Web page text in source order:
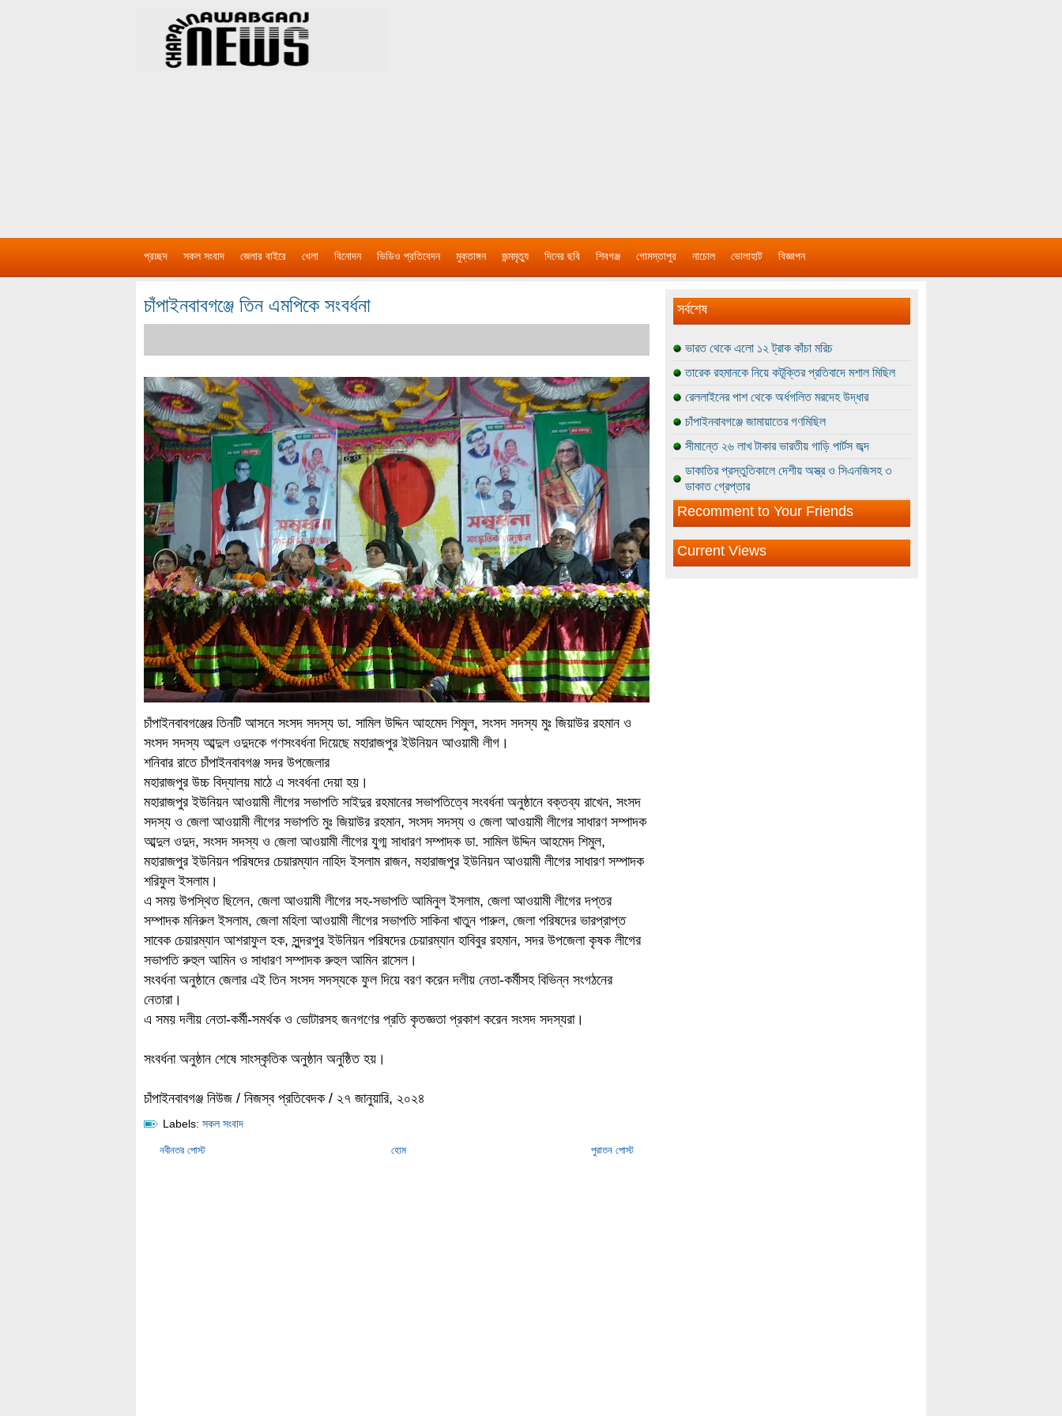
প্রচ্ছদ সকল সংবাদ জেলার বাইরে খেলা বিনোদন ভিডিও প্রতিবেদন মুক্তাঙ্গন জন্মমৃত্যু দিনের ছবি শিবগঞ্জ গোমস্তাপুর নাচোল ভোলাহাট বিজ্ঞাপন
চাঁপাইনবাবগঞ্জে তিন এমপিকে সংবর্ধনা
চাঁপাইনবাবগঞ্জের তিনটি আসনে সংসদ সদস্য ডা. সামিল উদ্দিন আহমেদ শিমুল, সংসদ সদস্য মুঃ জিয়াউর রহমান ও
সংসদ সদস্য আব্দুল ওদুদকে গণসংবর্ধনা দিয়েছে মহারাজপুর ইউনিয়ন আওয়ামী লীগ।
শনিবার রাতে চাঁপাইনবাবগঞ্জ সদর উপজেলার
মহারাজপুর উচ্চ বিদ্যালয় মাঠে এ সংবর্ধনা দেয়া হয়।
মহারাজপুর ইউনিয়ন আওয়ামী লীগের সভাপতি সাইদুর রহমানের সভাপতিত্বে সংবর্ধনা অনুষ্ঠানে বক্তব্য রাখেন, সংসদ
সদস্য ও জেলা আওয়ামী লীগের সভাপতি মুঃ জিয়াউর রহমান, সংসদ সদস্য ও জেলা আওয়ামী লীগের সাধারণ সম্পাদক
আব্দুল ওদুদ, সংসদ সদস্য ও জেলা আওয়ামী লীগের যুগ্ম সাধারণ সম্পাদক ডা. সামিল উদ্দিন আহমেদ শিমুল,
মহারাজপুর ইউনিয়ন পরিষদের চেয়ারম্যান নাহিদ ইসলাম রাজন, মহারাজপুর ইউনিয়ন আওয়ামী লীগের সাধারণ সম্পাদক
শরিফুল ইসলাম।
এ সময় উপস্থিত ছিলেন, জেলা আওয়ামী লীগের সহ-সভাপতি আমিনুল ইসলাম, জেলা আওয়ামী লীগের দপ্তর
সম্পাদক মনিরুল ইসলাম, জেলা মহিলা আওয়ামী লীগের সভাপতি সাকিনা খাতুন পারুল, জেলা পরিষদের ভারপ্রাপ্ত
সাবেক চেয়ারম্যান আশরাফুল হক, সুন্দরপুর ইউনিয়ন পরিষদের চেয়ারম্যান হাবিবুর রহমান, সদর উপজেলা কৃষক লীগের
সভাপতি রুহুল আমিন ও সাধারণ সম্পাদক রুহুল আমিন রাসেল।
সংবর্ধনা অনুষ্ঠানে জেলার এই তিন সংসদ সদস্যকে ফুল দিয়ে বরণ করেন দলীয় নেতা-কর্মীসহ বিভিন্ন সংগঠনের
নেতারা।
এ সময় দলীয় নেতা-কর্মী-সমর্থক ও ভোটারসহ জনগণের প্রতি কৃতজ্ঞতা প্রকাশ করেন সংসদ সদস্যরা।
সংবর্ধনা অনুষ্ঠান শেষে সাংস্কৃতিক অনুষ্ঠান অনুষ্ঠিত হয়।
চাঁপাইনবাবগঞ্জ নিউজ / নিজস্ব প্রতিবেদক / ২৭ জানুয়ারি, ২০২৪
Labels: সকল সংবাদ
নবীনতর পোস্ট পুরাতন পোস্ট
হোম
সর্বশেষ
ভারত থেকে এলো ১২ ট্রাক কাঁচা মরিচ
তারেক রহমানকে নিয়ে কটূক্তির প্রতিবাদে মশাল মিছিল
রেললাইনের পাশ থেকে অর্ধগলিত মরদেহ উদ্ধার
চাঁপাইনবাবগঞ্জে জামায়াতের গণমিছিল
সীমান্তে ২৬ লাখ টাকার ভারতীয় গাড়ি পার্টস জব্দ
ডাকাতির প্রস্তুতিকালে দেশীয় অস্ত্র ও সিএনজিসহ ৩
ডাকাত গ্রেপ্তার
Recomment to Your Friends
Current Views